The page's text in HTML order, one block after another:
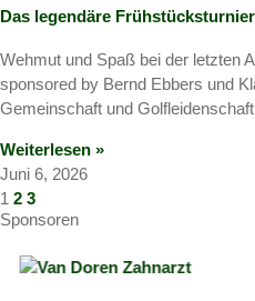
Das legendäre Frühstücksturnier
Wehmut und Spaß bei der letzten
sponsored by Bernd Ebbers und
Gemeinschaft und
Weiterlesen »
Juni 6, 2026
1 2 3
Sponsoren